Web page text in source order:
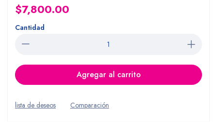
$7,800.00
Cantidad
Agregar al carrito
lista de deseos Comparación